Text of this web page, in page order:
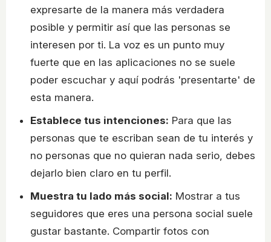
expresarte de la manera más verdadera
posible y permitir así que las personas se
interesen por ti. La voz es un punto muy
fuerte que en las aplicaciones no se suele
poder escuchar y aquí podrás 'presentarte' de
esta manera.
Establece tus intenciones: Para que las
personas que te escriban sean de tu interés y
no personas que no quieran nada serio, debes
dejarlo bien claro en tu perfil.
Muestra tu lado más social: Mostrar a tus
seguidores que eres una persona social suele
gustar bastante. Compartir fotos con